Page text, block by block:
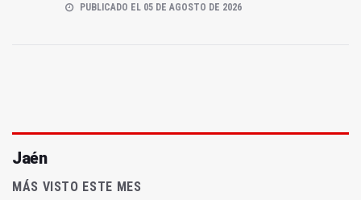
PUBLICADO EL 05 DE AGOSTO DE 2026
Jaén
MÁS VISTO ESTE MES